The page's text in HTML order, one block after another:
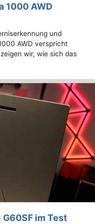
1000 AWD
und
AWD verspricht
wir, wie sich das
G60SF im Test